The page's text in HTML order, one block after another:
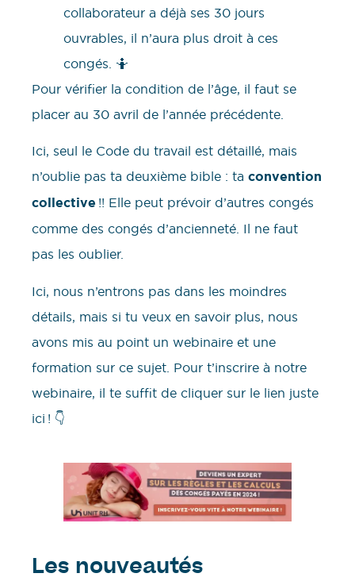
collaborateur a déjà ses 30 jours
ouvrables, il n’aura plus droit à ces
congés. 🤷
Pour vérifier la condition de l’âge, il faut se
placer au 30 avril de l’année précédente.
Ici, seul le Code du travail est détaillé, mais
n’oublie pas ta deuxième bible : ta convention
collective !! Elle peut prévoir d’autres congés
comme des congés d’ancienneté. Il ne faut
pas les oublier.
Ici, nous n’entrons pas dans les moindres
détails, mais si tu veux en savoir plus, nous
avons mis au point un webinaire et une
formation sur ce sujet. Pour t’inscrire à notre
webinaire, il te suffit de cliquer sur le lien juste
ici ! 👇
Les nouveautés